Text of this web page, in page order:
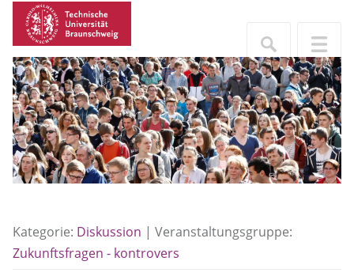
Kategorie: Diskussion | Veranstaltungsgruppe:
Zukunftsfragen - kontrovers